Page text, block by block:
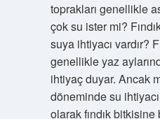
toprakları genellikle
çok su ister mi?
suya ihtiyacı vardır?
genellikle yaz
ihtiyaç duyar. Ancak
döneminde su
olarak fındık